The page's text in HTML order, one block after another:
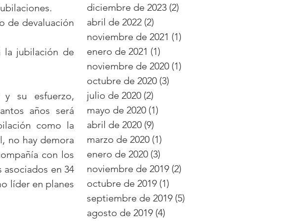
de devaluación
la jubilación de
su esfuerzo,
años será
como la
no hay demora
con los
asociados en 34
líder en planes
diciembre de 2023 (2)
abril de 2022 (2)
noviembre de 2021 (1)
enero de 2021 (1)
noviembre de 2020 (1)
octubre de 2020 (3)
julio de 2020 (2)
mayo de 2020 (1)
abril de 2020 (9)
marzo de 2020 (1)
enero de 2020 (3)
noviembre de 2019 (2)
octubre de 2019 (1)
septiembre de 2019 (5)
agosto de 2019 (4)